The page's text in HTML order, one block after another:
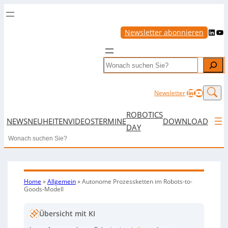
Newsletter abonnieren LinkedIn YouTube
Search
NewsletterLinkedIn
NEWSNEUHEITENVIDEOSTERMINE
ROBOTICS
DAY
DOWNLOAD
Search
Home »Allgemein»Autonome Prozessketten im Robots-to-
Goods-Modell
Übersicht mit KI